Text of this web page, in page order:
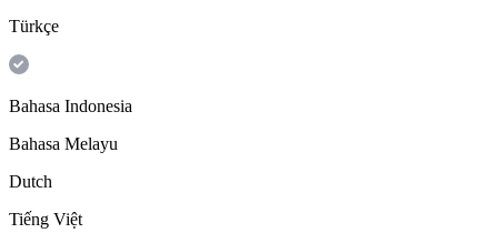
Türkçe
Bahasa Indonesia
Bahasa Melayu
Dutch
Tiếng Việt